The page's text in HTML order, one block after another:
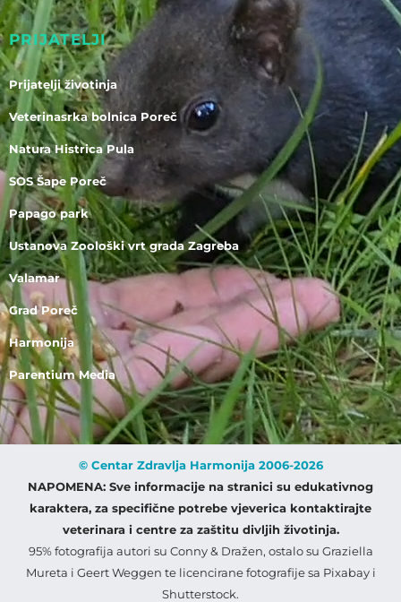
PRIJATELJI
Prijatelji životinja
Veterinasrka bolnica Poreč
Natura Histrica Pula
SOS Šape Poreč
Papago park
Ustanova Zoološki vrt grada Zagreba
Valamar
Grad Poreč
Harmonija
Parentium Media
© Centar Zdravlja Harmonija 2006-2026
NAPOMENA: Sve informacije na stranici su edukativnog
karaktera, za specifične potrebe vjeverica kontaktirajte
veterinara i centre za zaštitu divljih životinja.
95% fotografija autori su Conny & Dražen, ostalo su Graziella
Mureta i Geert Weggen te licencirane fotografije sa Pixabay i
Shutterstock.